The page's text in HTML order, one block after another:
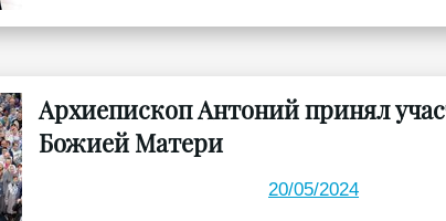
Архиепископ Антоний принял
Божией Матери
20/05/2024